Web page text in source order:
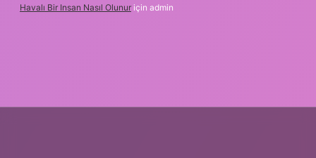
Havalı Bir Insan Nasıl Olunur için admin